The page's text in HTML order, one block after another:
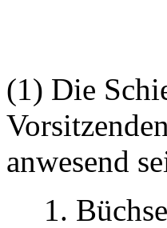
(1) Die
anwesend
1.